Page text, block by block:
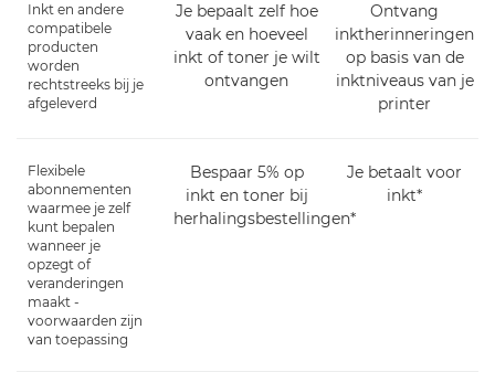
Inkt en andere
compatibele
producten
worden
rechtstreeks bij je
afgeleverd
Je bepaalt zelf hoe
vaak en hoeveel
inkt of toner je wilt
ontvangen
Ontvang
inktherinneringen
op basis van de
inktniveaus van je
printer
Flexibele
abonnementen
waarmee je zelf
kunt bepalen
wanneer je
opzegt of
veranderingen
maakt -
voorwaarden zijn
van toepassing
Bespaar 5% op
inkt en toner bij
herhalingsbestellingen*
Je betaalt voor
inkt*